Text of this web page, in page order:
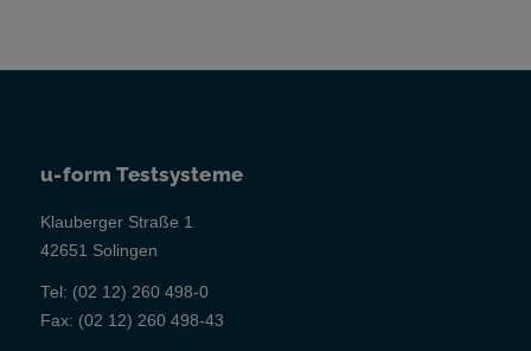
u-form Testsysteme
Klauberger Straße 1
42651 Solingen
Tel: (02 12) 260 498-0
Fax: (02 12) 260 498-43